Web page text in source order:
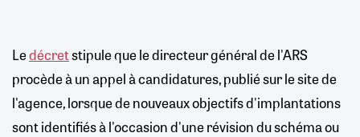
Ledécretstipule que le directeur général de l'ARS
procède à un appel à candidatures, publié sur le site de
l'agence, lorsque de nouveaux objectifs d'implantations
sont identifiés à l'occasion d'une révision du schéma ou